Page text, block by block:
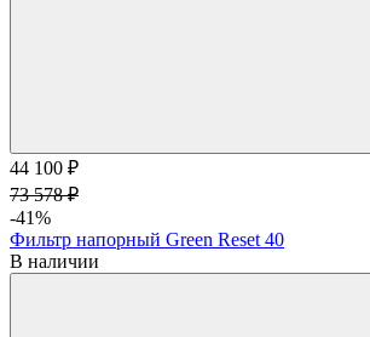
44 100 ₽
73 578 ₽
-41%
Фильтр напорный Green Reset 40
В наличии